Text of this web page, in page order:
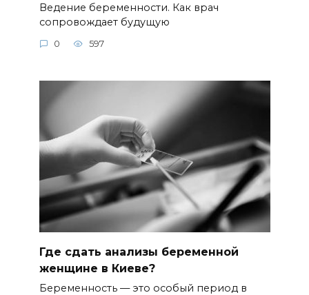
Ведение беременности. Как врач
сопровождает будущую
0 597
Где сдать анализы беременной
женщине в Киеве?
Беременность — это особый период в